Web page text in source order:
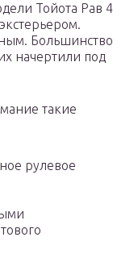
Тойота Рав 4
Большинство
начертили под
такие
рулевое